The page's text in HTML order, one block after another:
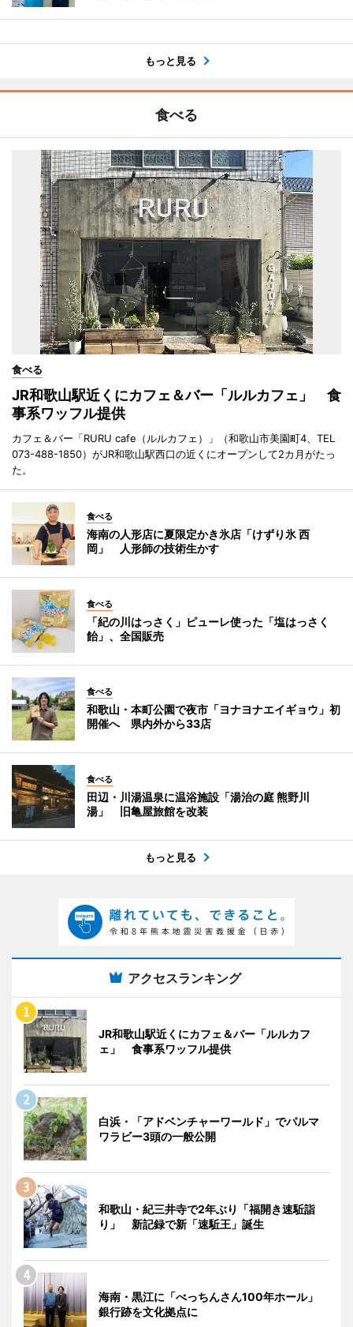
もっと見る
食べる
食べる
JR和歌山駅近くにカフェ＆バー「ルルカフェ」 食
事系ワッフル提供
カフェ＆バー「RURU cafe（ルルカフェ）」（和歌山市美園町4、TEL
073-488-1850）がJR和歌山駅西口の近くにオープンして2カ月がたっ
た。
食べる
海南の人形店に夏限定かき氷店「けずり氷 西
岡」 人形師の技術生かす
食べる
「紀の川はっさく」ピューレ使った「塩はっさく
飴」、全国販売
食べる
和歌山・本町公園で夜市「ヨナヨナエイギョウ」初
開催へ 県内外から33店
食べる
田辺・川湯温泉に温浴施設「湯治の庭 熊野川
湯」 旧亀屋旅館を改装
もっと見る
アクセスランキング
JR和歌山駅近くにカフェ＆バー「ルルカフ
ェ」 食事系ワッフル提供
白浜・「アドベンチャーワールド」でパルマ
ワラビー3頭の一般公開
和歌山・紀三井寺で2年ぶり「福開き速駈詣
り」 新記録で新「速駈王」誕生
海南・黒江に「べっちんさん100年ホール」
銀行跡を文化拠点に